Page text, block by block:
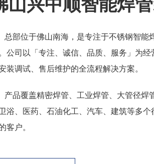
总部位于佛山南海，是专注于不锈钢智能
公司以「专注、诚信、品质、服务」为
装调试、售后维护的全流程解决方案。
产品覆盖精密焊管、工业焊管、大管径
浴、医药、石油化工、汽车、建筑等多
客户。